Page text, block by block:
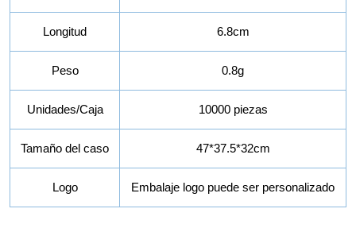
Longitud 6.8cm
Peso 0.8g
Unidades/Caja 10000 piezas
Tamaño del caso 47*37.5*32cm
Logo Embalaje logo puede ser personalizado